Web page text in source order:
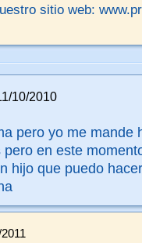
sitio web:
10/2010
pero yo me mande
en este
hijo que puedo